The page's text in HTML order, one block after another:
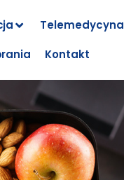
Telemedycyna
Kontakt